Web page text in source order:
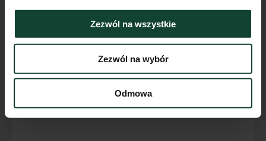
Zezwól na wszystkie
Zezwól na wybór
Odmowa